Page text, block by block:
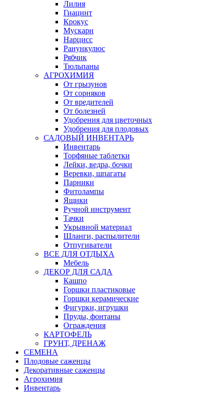
Лилия
Гиацинт
Крокус
Мускари
Нарцисс
Ранункулюс
Рябчик
Тюльпаны
АГРОХИМИЯ
От грызунов
От сорняков
От вредителей
От болезней
Удобрения для цветочных
Удобрения для плодовых
САДОВЫЙ ИНВЕНТАРЬ
Инвентарь
Торфяные таблетки
Лейки, ведра, бочки
Веревки, шпагаты
Парники
Фитолампы
Ящики
Ручной инструмент
Тачки
Укрывной материал
Шланги, распылители
Отпугиватели
ВСЕ ДЛЯ ОТДЫХА
Мебель
ДЕКОР ДЛЯ САДА
Кашпо
Горшки пластиковые
Горшки керамические
Фигурки, игрушки
Пруды, фонтаны
Ограждения
КАРТОФЕЛЬ
ГРУНТ, ДРЕНАЖ
СЕМЕНА
Плодовые саженцы
Декоративные саженцы
Агрохимия
Инвентарь